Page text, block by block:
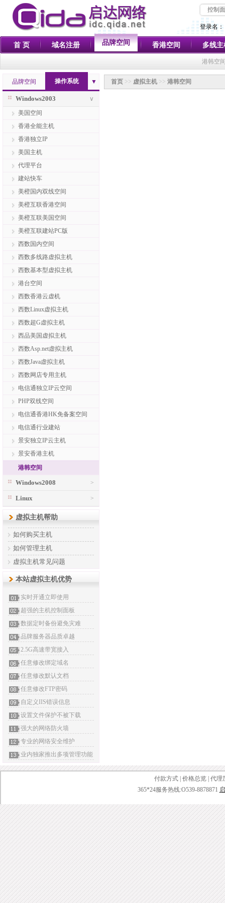
控制
登录名：
首 页 域名注册 品牌空间 香港空间 多线主
港韩空
品牌空间 操作系统 ▼
∨
Windows2003
美国空间
香港全能主机
香港独立IP
美国主机
代理平台
建站快车
美橙国内双线空间
美橙互联香港空间
美橙互联美国空间
美橙互联建站PC版
西数国内空间
西数多线路虚拟主机
西数基本型虚拟主机
港台空间
西数香港云虚机
西数Linux虚拟主机
西数超G虚拟主机
西品美国虚拟主机
西数Asp.net虚拟主机
西数Java虚拟主机
西数网店专用主机
电信通独立IP云空间
PHP双线空间
电信通香港HK免备案空间
电信通行业建站
景安独立IP云主机
景安香港主机
港韩空间
>
Windows2008
>
Linux
虚拟主机帮助
如何购买主机
如何管理主机
虚拟主机常见问题
本站虚拟主机优势
实时开通立即使用
超强的主机控制面板
数据定时备份避免灾难
品牌服务器品质卓越
2.5G高速带宽接入
任意修改绑定域名
任意修改默认文档
任意修改FTP密码
自定义IIS错误信息
设置文件保护不被下载
强大的网络防火墙
专业的网络安全维护
业内独家推出多项管理功能
首页 >> 虚拟主机 >> 港韩空间
付款方式 价格总览 代理
365*24服务热线:O539-8878871